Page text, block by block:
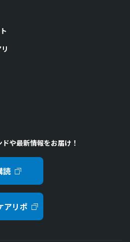
や最新情報をお届け！
読
アリポ